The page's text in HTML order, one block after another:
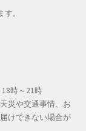
。
時～21時
災や交通事情、お
けできない場合が